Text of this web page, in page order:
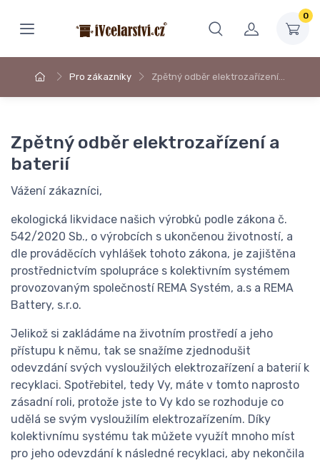
0
Pro zákazníky Zpětný odběr elektrozařízení…
Zpětný odběr elektrozařízení a
baterií
Vážení zákazníci,
ekologická likvidace našich výrobků podle zákona č.
542/2020 Sb., o výrobcích s ukončenou životností, a
dle prováděcích vyhlášek tohoto zákona, je zajištěna
prostřednictvím spolupráce s kolektivním systémem
provozovaným společností REMA Systém, a.s a REMA
Battery, s.r.o.
Jelikož si zakládáme na životním prostředí a jeho
přístupu k němu, tak se snažíme zjednodušit
odevzdání svých vysloužilých elektrozařízení a baterií k
recyklaci. Spotřebitel, tedy Vy, máte v tomto naprosto
zásadní roli, protože jste to Vy kdo se rozhoduje co
udělá se svým vysloužilím elektrozařízením. Díky
kolektivnímu systému tak můžete využít mnoho míst
pro jeho odevzdání k následné recyklaci, aby nekončila